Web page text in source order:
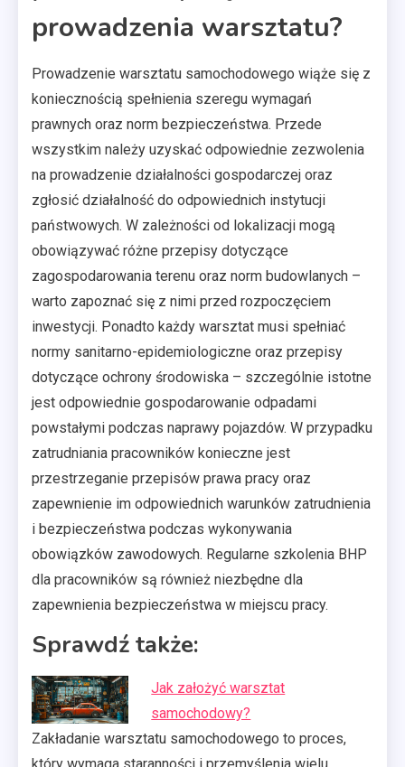
prowadzenia warsztatu?
Prowadzenie warsztatu samochodowego wiąże się z
koniecznością spełnienia szeregu wymagań
prawnych oraz norm bezpieczeństwa. Przede
wszystkim należy uzyskać odpowiednie zezwolenia
na prowadzenie działalności gospodarczej oraz
zgłosić działalność do odpowiednich instytucji
państwowych. W zależności od lokalizacji mogą
obowiązywać różne przepisy dotyczące
zagospodarowania terenu oraz norm budowlanych –
warto zapoznać się z nimi przed rozpoczęciem
inwestycji. Ponadto każdy warsztat musi spełniać
normy sanitarno-epidemiologiczne oraz przepisy
dotyczące ochrony środowiska – szczególnie istotne
jest odpowiednie gospodarowanie odpadami
powstałymi podczas naprawy pojazdów. W przypadku
zatrudniania pracowników konieczne jest
przestrzeganie przepisów prawa pracy oraz
zapewnienie im odpowiednich warunków zatrudnienia
i bezpieczeństwa podczas wykonywania
obowiązków zawodowych. Regularne szkolenia BHP
dla pracowników są również niezbędne dla
zapewnienia bezpieczeństwa w miejscu pracy.
Sprawdź także:
Jak założyć warsztat
samochodowy?
Zakładanie warsztatu samochodowego to proces,